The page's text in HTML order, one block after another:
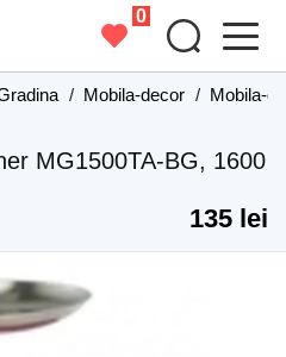
0
/ Mobila-decor / Mobila-
MG1500TA-BG, 1600
135 lei